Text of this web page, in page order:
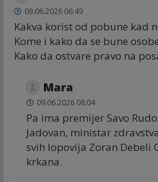
09.06.2026 06:49
Kakva korist od pobune kad
Kome i kako da se bune
Kako da ostvare pravo na
Mara
09.06.2026 08:04
Pa ima premijer Savo
Jadovan, ministar
svih lopovija Zoran Debeli
krkana.